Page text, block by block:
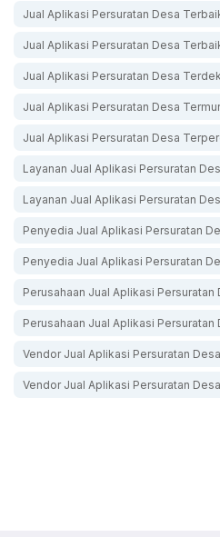
Jual Aplikasi Persuratan Desa
Jual Aplikasi Persuratan Desa
Jual Aplikasi Persuratan Desa
Jual Aplikasi Persuratan Desa
Jual Aplikasi Persuratan Desa
Layanan Jual Aplikasi Persuratan
Layanan Jual Aplikasi Persuratan
Penyedia Jual Aplikasi Persuratan
Penyedia Jual Aplikasi Persuratan
Perusahaan Jual Aplikasi Persuratan
Perusahaan Jual Aplikasi Persuratan
Vendor Jual Aplikasi Persuratan Desa
Vendor Jual Aplikasi Persuratan